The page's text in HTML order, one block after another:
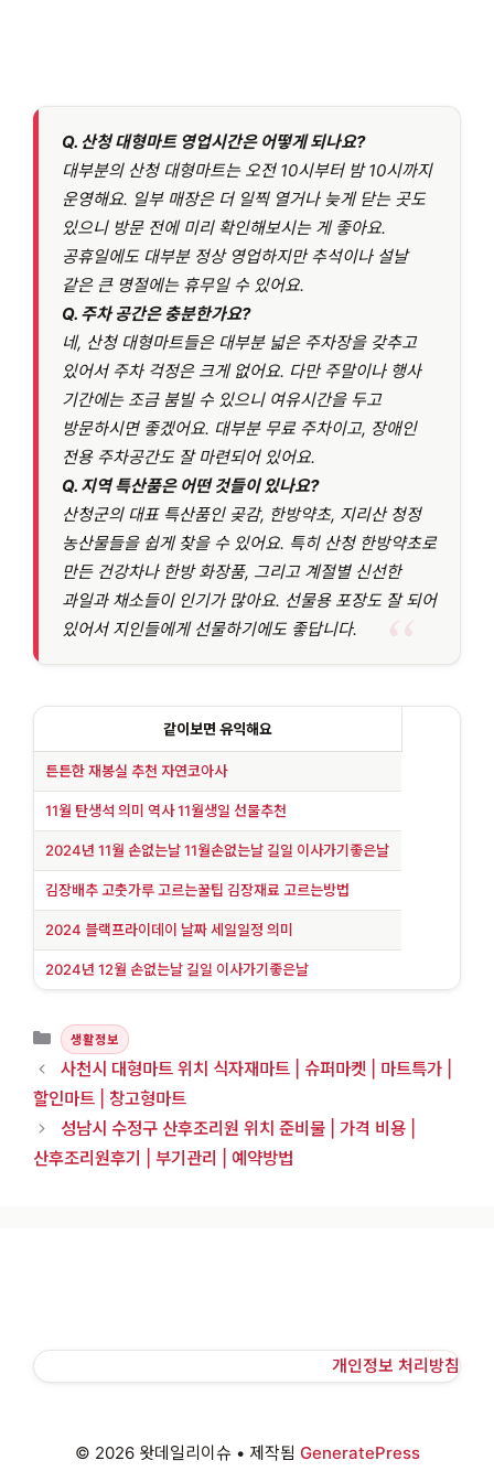
Q. 산청 대형마트 영업시간은 어떻게 되나요?
대부분의 산청 대형마트는 오전 10시부터 밤 10시까지
운영해요. 일부 매장은 더 일찍 열거나 늦게 닫는 곳도
있으니 방문 전에 미리 확인해보시는 게 좋아요.
공휴일에도 대부분 정상 영업하지만 추석이나 설날
같은 큰 명절에는 휴무일 수 있어요.
Q. 주차 공간은 충분한가요?
네, 산청 대형마트들은 대부분 넓은 주차장을 갖추고
있어서 주차 걱정은 크게 없어요. 다만 주말이나 행사
기간에는 조금 붐빌 수 있으니 여유시간을 두고
방문하시면 좋겠어요. 대부분 무료 주차이고, 장애인
전용 주차공간도 잘 마련되어 있어요.
Q. 지역 특산품은 어떤 것들이 있나요?
산청군의 대표 특산품인 곶감, 한방약초, 지리산 청정
농산물들을 쉽게 찾을 수 있어요. 특히 산청 한방약초로
만든 건강차나 한방 화장품, 그리고 계절별 신선한
과일과 채소들이 인기가 많아요. 선물용 포장도 잘 되어
있어서 지인들에게 선물하기에도 좋답니다.
같이보면 유익해요
튼튼한 재봉실 추천 자연코아사
11월 탄생석 의미 역사 11월생일 선물추천
2024년 11월 손없는날 11월손없는날 길일 이사가기좋은날
김장배추 고춧가루 고르는꿀팁 김장재료 고르는방법
2024 블랙프라이데이 날짜 세일일정 의미
2024년 12월 손없는날 길일 이사가기좋은날
카테고리
생활정보
사천시 대형마트 위치 식자재마트 | 슈퍼마켓 | 마트특가 |
할인마트 | 창고형마트
성남시 수정구 산후조리원 위치 준비물 | 가격 비용 |
산후조리원후기 | 부기관리 | 예약방법
개인정보 처리방침
© 2026 왓데일리이슈 • 제작됨 GeneratePress